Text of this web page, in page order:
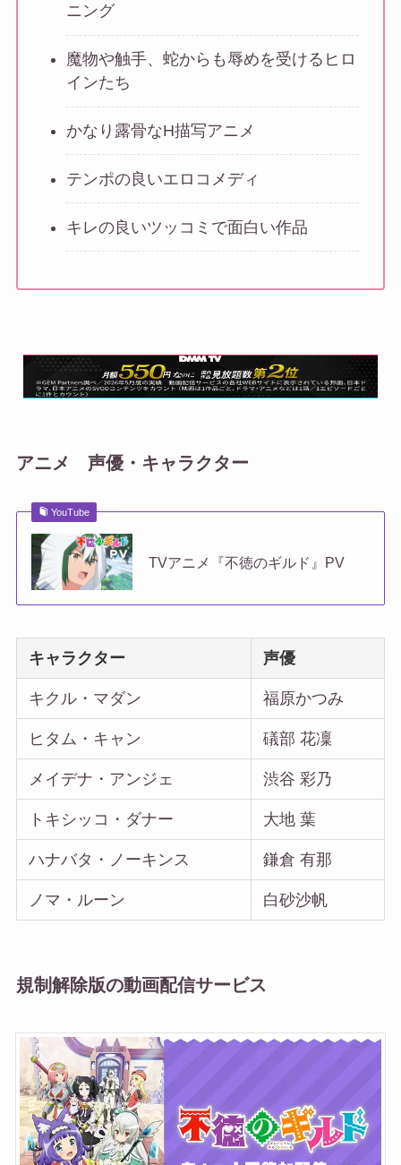
ニング
魔物や触手、蛇からも辱めを受けるヒロ
インたち
かなり露骨なH描写アニメ
テンポの良いエロコメディ
キレの良いツッコミで面白い作品
アニメ 声優・キャラクター
YouTube
TVアニメ『不徳のギルド』PV
キャラクター 声優
キクル・マダン 福原かつみ
ヒタム・キャン 礒部 花凜
メイデナ・アンジェ 渋谷 彩乃
トキシッコ・ダナー 大地 葉
ハナバタ・ノーキンス 鎌倉 有那
ノマ・ルーン 白砂沙帆
規制解除版の動画配信サービス